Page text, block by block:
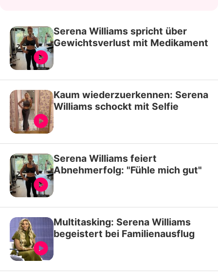
Serena Williams spricht über
Gewichtsverlust mit Medikament
Kaum wiederzuerkennen: Serena
Williams schockt mit Selfie
Serena Williams feiert
Abnehmerfolg: "Fühle mich gut"
Multitasking: Serena Williams
begeistert bei Familienausflug